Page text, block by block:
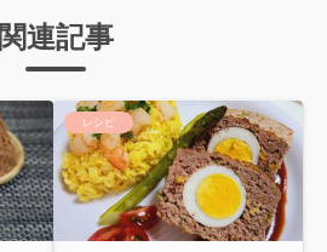
関連記事
レシピ